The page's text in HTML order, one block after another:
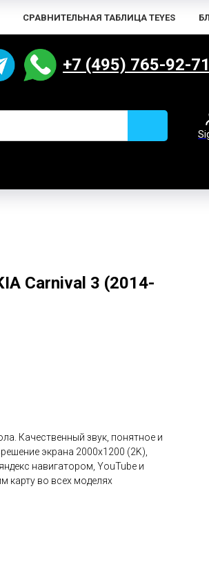
СРАВНИТЕЛЬНАЯ ТАБЛИЦА TEYES
+7 (495) 765-92-71
Carnival 3 (2014-
Качественный звук, понятное и
экрана 2000х1200 (2K),
навигатором, YouTube и
карту во всех моделях